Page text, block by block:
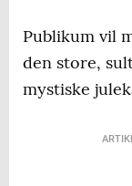
Publikum vil
den store,
mystiske